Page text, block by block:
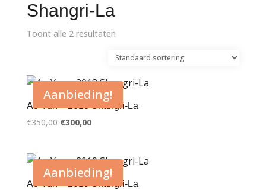
Shangri-La
Toont alle 2 resultaten
Aanbieding!
Ao Yun – 2018 Shangri-La
€350,00 Oorspronkelijke
€350,00.
€300,00Huidige
€300,00.
Aanbieding!
Ao Yun – 2019 Shangri-La